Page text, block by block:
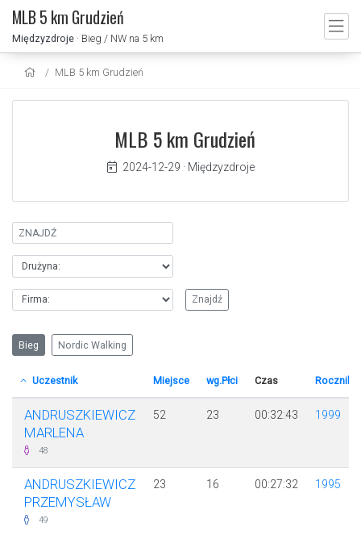
MLB 5 km Grudzień
Międzyzdroje · Bieg / NW na 5 km
MLB 5 km Grudzień
MLB 5 km Grudzień
2024-12-29 · Międzyzdroje
Bieg Nordic Walking
Uczestnik Miejsce wg.Płci Czas Rocznik
ANDRUSZKIEWICZ
MARLENA
48
52 23 00:32:43 1999
ANDRUSZKIEWICZ
PRZEMYSŁAW
49
23 16 00:27:32 1995